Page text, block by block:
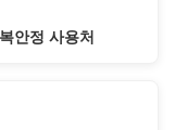
안정 사용처